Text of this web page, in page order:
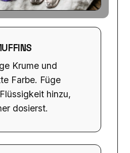
Krume und
Farbe. Füge
hinzu,
dosierst.